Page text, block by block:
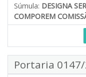
Súmula: DESIGNA
COMPOREM
Portaria